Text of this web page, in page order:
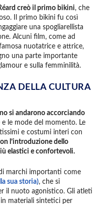
creò il primo bikini, che
Il primo bikini fu così
una spogliarellista
Alcuni film, come ad
nuotatrice e attrice,
una parte importante
e sulla femminilità.
DELLA CULTURA
si andarono accorciando
e le mode del momento. Le
e costumi interi con
l’introduzione dello
elastici e confortevoli.
marchi importanti come
sua storia), che si
il nuoto agonistico. Gli atleti
materiali sintetici per